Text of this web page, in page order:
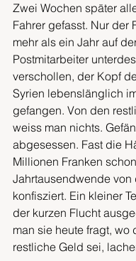
Zwei Wochen später
Fahrer gefasst. Nur der
mehr als ein Jahr auf
Postmitarbeiter
verschollen, der Kopf
Syrien lebenslänglich
gefangen. Von den
weiss man nichts.
abgesessen. Fast die
Millionen Franken
Jahrtausendwende von
konfisziert. Ein kleiner
der kurzen Flucht
man sie heute fragt, wo
restliche Geld sei,